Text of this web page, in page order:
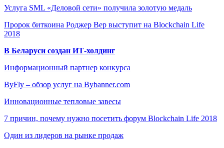
Услуга SML «Деловой сети» получила золотую медаль
Пророк биткоина Роджер Вер выступит на Blockchain Life
2018
В Беларуси создан ИТ-холдинг
Информационный партнер конкурса
ByFly – обзор услуг на Bybanner.com
Инновационные тепловые завесы
7 причин, почему нужно посетить форум Blockchain Life 2018
Один из лидеров на рынке продаж